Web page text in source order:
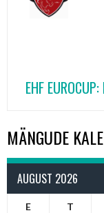
EHF
MÄNGUDE
AUGUST 2026
E T